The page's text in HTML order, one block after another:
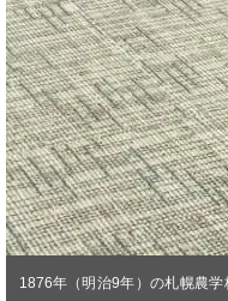
1876年（明治9年）の札幌農